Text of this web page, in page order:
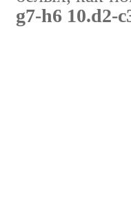
g7-h6 10.d2-